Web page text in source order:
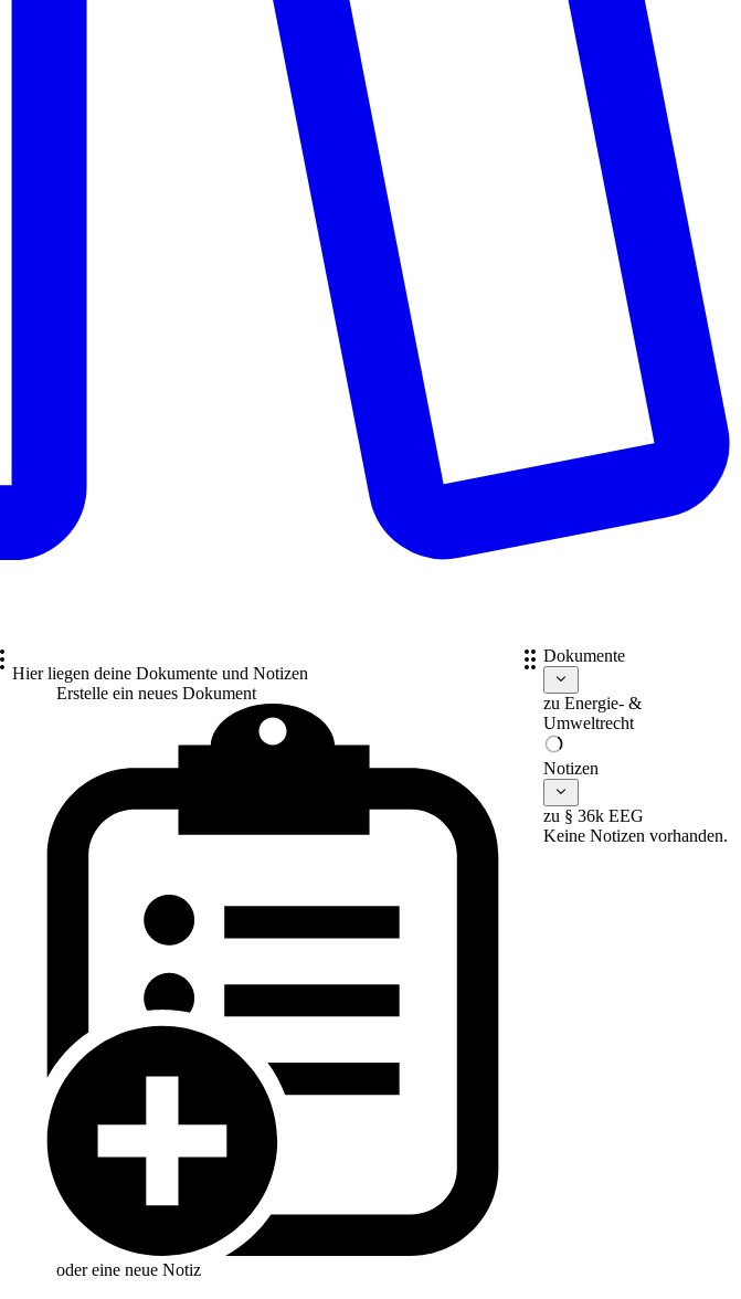
Hier liegen deine Dokumente und Notizen
Erstelle ein neues Dokument
oder eine neue Notiz
Dokumente
zu Energie- &
Umweltrecht
Notizen
zu § 36k EEG
Keine Notizen vorhanden.